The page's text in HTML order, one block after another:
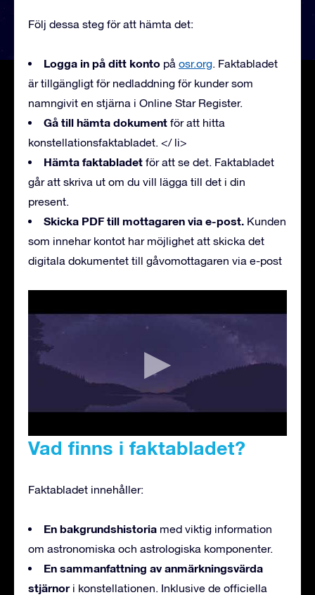
Följ dessa steg för att hämta det:
Logga in på ditt konto på osr.org. Faktabladet
är tillgängligt för nedladdning för kunder som
namngivit en stjärna i Online Star Register.
Gå till hämta dokument för att hitta
konstellationsfaktabladet. </ li>
Hämta faktabladet för att se det. Faktabladet
går att skriva ut om du vill lägga till det i din
present.
Skicka PDF till mottagaren via e-post. Kunden
som innehar kontot har möjlighet att skicka det
digitala dokumentet till gåvomottagaren via e-post
Vad finns i faktabladet?
Faktabladet innehåller:
En bakgrundshistoria med viktig information
om astronomiska och astrologiska komponenter.
En sammanfattning av anmärkningsvärda
stjärnori konstellationen. Inklusive de officiella